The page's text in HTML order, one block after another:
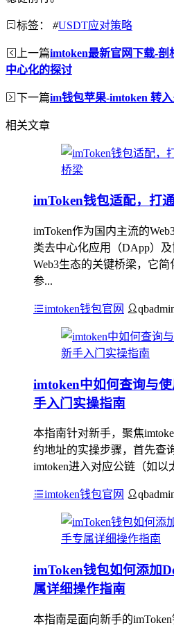
标签： #USDT应对策略
上一篇imtoken最新官网下载-剖
中心化的探讨
下一篇im钱包苹果-imtoken 转
相关文章
imToken钱包适配，打
imToken作为国内主流的
类去中心化应用（DApp）
Web3生态的关键桥梁，它简
参...
imtoken钱包官网
imtoken中如何查询与
手入门实操指南
本指南针对新手，聚焦
约地址的实操步骤，首先查
imtoken进入对应公链（如以
imtoken钱包官网
imToken钱包如何添加
属详细操作指南
本指南是面向新手的